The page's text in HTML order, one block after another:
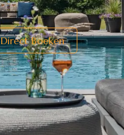
Direct Boeken